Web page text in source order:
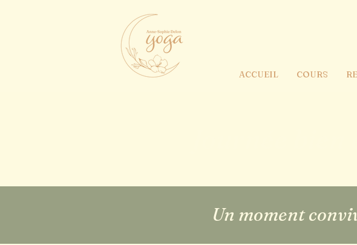
ACCUEIL COURS
Un moment